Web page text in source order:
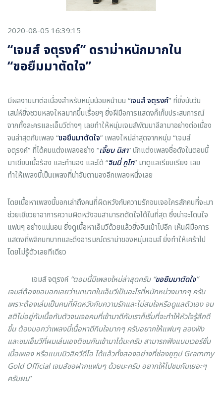
2020-08-05 16:39:15
“เจมส์ จตุรงค์” ดราม่าหนักมากใน
“ขอยืมมาตัดใจ”
มีผลงานมาต่อเนื่องสำหรับหนุ่มน้อยหน้ามน “เจมส์ จตุรงค์” ที่ยิ่งนับวัน
เสน่ห์ยิ่งชวนหลงใหลมากขึ้นเรื่อยๆ ยิ่งฝีมือการแสดงก็เก็บประสบการณ์
จากทั้งละครและเอ็มวีต่างๆ เลยทำให้หนุ่มเจมส์พัฒนาลีลามาอย่างต่อเนื่อง
จนล่าสุดกับเพลง “ขอยืมมาตัดใจ” เพลงใหม่ล่าสุดจากหนุ่ม “เจมส์
จตุรงค์” ที่ได้คนแต่งเพลงอย่าง “เจี๊ยบ นิสา” นักแต่งเพลงชื่อดังในตอนนี้
มาเขียนเนื้อร้อง และทำนอง และได้ “จินนี่ ภูไท” มาดูแลเรียบเรียง เลย
ทำให้เพลงนี้เป็นเพลงที่น่าจับตามองอีกเพลงหนึ่งเลย
โดยเนื้อหาเพลงนี้บอกเล่าถึงคนที่ผิดหวังกับความรักจนเจอใครสักคนที่จะมา
ช่วยเยียวยาอาการความผิดหวังจนสามารถตัดใจได้ในที่สุด ซึ่งน่าจะโดนใจ
แฟนๆ อย่างแน่นอน ยิ่งดูเนื้อหาเอ็มวีด้วยแล้วยิ่งอินเข้าไปอีก เห็นผีมือการ
แสดงที่พลิกบทบาทและดึงอารมณ์ดราม่าของหนุ่มเจมส์ ยิ่งทำให้เศร้าไป
โดยไม่รู้ตัวเลยทีเดียว
เจมส์ จตุรงค์ “ตอนนี้มีเพลงใหม่ล่าสุดครับ “ขอยืมมาตัดใจ”
เจมส์ต้องขอบอกเลยว่าบทบาทในเอ็มวีเป็นอะไรที่หนักหน่วงมากๆ ครับ
เพราะต้องเล่นเป็นคนที่ผิดหวังกับความรักและไม่สนใจหรือดูแลตัวเอง จน
สติไม่อยู่กับเนื้อกับตัวจนเจอคนที่เข้ามาดีกับเราก็เริ่มที่จะทำให้หัวใจรู้สึกดี
ขึ้น ต้องบอกว่าเพลงนี้เนื้อหาดีกินใจมากๆ ครับอยากให้แฟนๆ ลองฟัง
และชมเอ็มวีที่ผมเล่นเองติชมกันเข้ามาได้นะครับ สามารถฟังแบบเวอร์ชั่น
เนื้อเพลง หรือแบบมิวสิควีดีโอ ได้แล้วทั้งสองอย่างที่ช่องยูทูปGrammy
Gold Official เจมส์ขอฝากแฟนๆ ด้วยนะครับ อยากให้ไปชมกันเยอะๆ
ครับผม”